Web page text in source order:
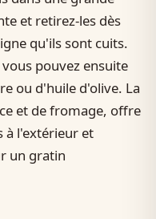
et retirez-les dès
qu'ils sont cuits.
pouvez ensuite
ou d'huile d'olive. La
et de fromage, offre
à l'extérieur et
un gratin